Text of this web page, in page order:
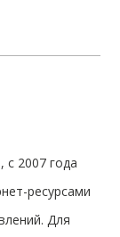
с 2007 года
ресурсами
Для